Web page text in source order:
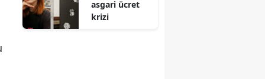
asgari ücret
krizi